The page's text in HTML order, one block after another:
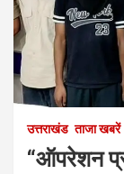
उत्तराखंड ताजा खबरें
“ऑपरेशन